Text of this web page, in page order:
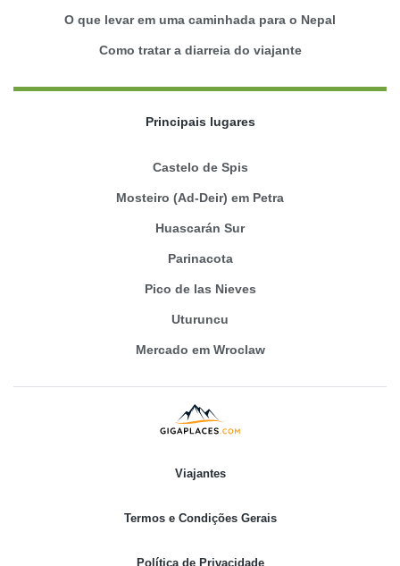
O que levar em uma caminhada para o Nepal
Como tratar a diarreia do viajante
Principais lugares
Castelo de Spis
Mosteiro (Ad-Deir) em Petra
Huascarán Sur
Parinacota
Pico de las Nieves
Uturuncu
Mercado em Wroclaw
Viajantes
Termos e Condições Gerais
Política de Privacidade